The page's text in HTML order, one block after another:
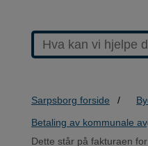
Sarpsborg forside
Betaling av kommunale
Dette står på fakturaen